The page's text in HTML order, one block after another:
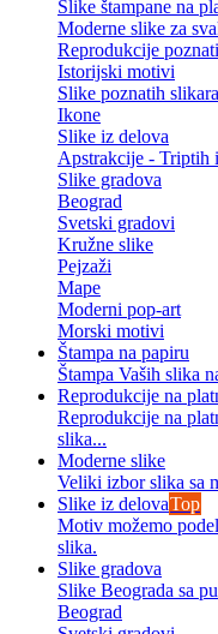
Slike štampane na
Moderne slike za
Reprodukcije
Istorijski motivi
Slike poznatih slikara
Ikone
Slike iz delova
Apstrakcije - Triptih
Slike gradova
Beograd
Svetski gradovi
Kružne slike
Pejzaži
Mape
Moderni pop-art
Morski motivi
Štampa na papiru
Štampa Vaših slika
Reprodukcije na
Reprodukcije na
slika...
Moderne slike
Veliki izbor slika sa
Slike iz delovaTop
Motiv možemo
slika.
Slike gradova
Slike Beograda sa
Beograd